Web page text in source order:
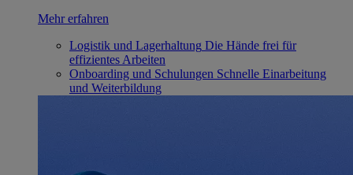
Mehr erfahren
Logistik und Lagerhaltung Die Hände frei für
effizientes Arbeiten
Onboarding und Schulungen Schnelle Einarbeitung
und Weiterbildung